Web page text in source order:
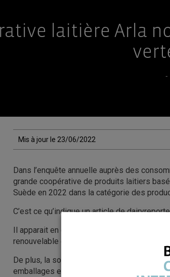
laitière Arla
-
Mis à jour le 23/06/2022
Dans l’enquête annuelle auprès des
grande coopérative de produits laitiers
Suède en 2022 dans la catégorie des
C’est ce qu’indique un article de
Il apparait en effet que depuis le début de
renouvelable et élimine progressivement
De plus, la société se donne également
emballages en augmentant l’usage de